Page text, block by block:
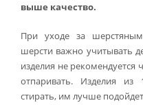
выше качество.
При уходе за
шерсти важно учитывать
изделия не рекомендуется
отпаривать. Изделия
стирать, им лучше